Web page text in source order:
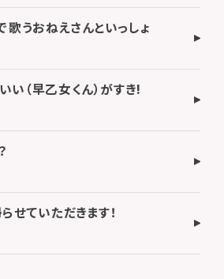
歌うおねえさんといっしょ
（早乙女くん）がすき!
せていただきます！